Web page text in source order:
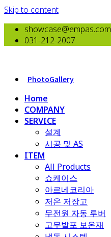
Skip to content
showcase@empas.com
031-212-2007
PhotoGallery
Home
COMPANY
SERVICE
설계
시공 및 AS
ITEM
All Products
​쇼케이스
아르네코리아
저온 저장고
무전원 자동 루버
고무발포 보온재